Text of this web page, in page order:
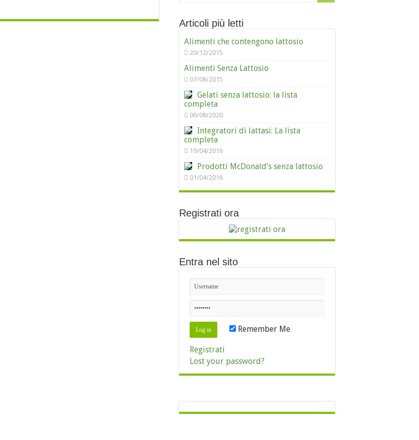
Articoli più letti
Alimenti che contengono lattosio
20/12/2015
Alimenti Senza Lattosio
07/08/2015
Gelati senza lattosio: la lista
completa
06/08/2020
Integratori di lattasi: La lista
completa
19/04/2016
Prodotti McDonald’s senza lattosio
01/04/2016
Registrati ora
Entra nel sito
Remember Me
Registrati
Lost your password?